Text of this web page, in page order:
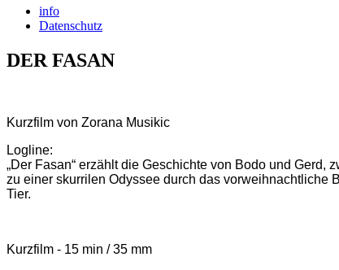
info
Datenschutz
DER FASAN
Kurzfilm von Zorana Musikic
Logline:
„Der Fasan“ erzählt die Geschichte von Bodo und
zu einer skurrilen Odyssee durch das vorweihnachtliche
Tier.
Kurzfilm - 15 min / 35 mm